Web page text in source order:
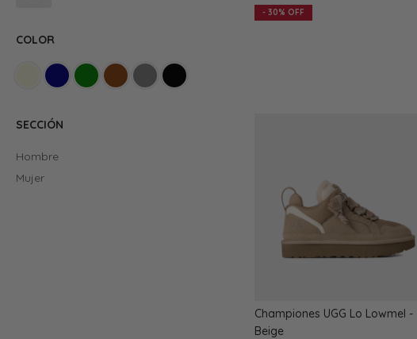
30
Championes UGG Lo Lowmel -
Beige
COLOR
SECCIÓN
Hombre
Mujer